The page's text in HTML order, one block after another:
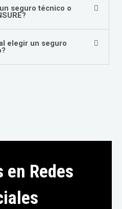
seguro técnico o
elegir un seguro
en Redes